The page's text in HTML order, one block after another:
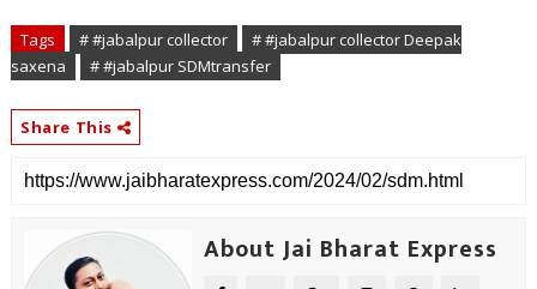
Tags # #jabalpur collector
# #jabalpur collector Deepak
saxena
# #jabalpur SDMtransfer
Share This
About Jai Bharat Express